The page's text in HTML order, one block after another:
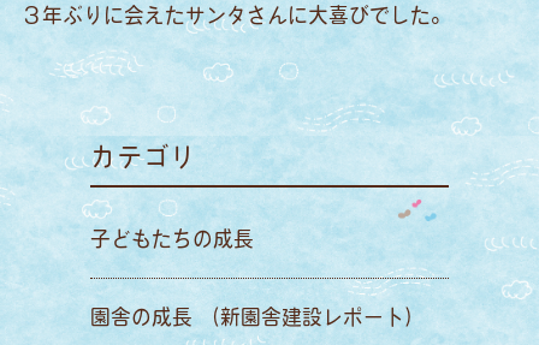
３年ぶりに会えたサンタさんに大喜びでした。
カテゴリ
子どもたちの成長
園舎の成長 （新園舎建設レポート）